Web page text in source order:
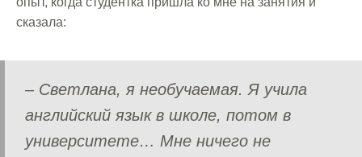
сказала:
– Светлана, я необучаемая. Я учила
английский язык в школе, потом в
университете… Мне ничего не